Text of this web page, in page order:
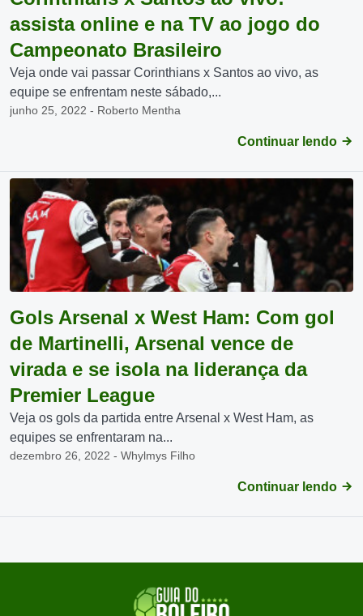
assista online e na TV ao jogo do
Campeonato Brasileiro
Veja onde vai passar Corinthians x Santos ao vivo, as
equipe se enfrentam neste sábado,...
junho 25, 2022 - Roberto Mentha
Continuar lendo
Gols Arsenal x West Ham: Com gol
de Martinelli, Arsenal vence de
virada e se isola na liderança da
Premier League
Veja os gols da partida entre Arsenal x West Ham, as
equipes se enfrentaram na...
dezembro 26, 2022 - Whylmys Filho
Continuar lendo